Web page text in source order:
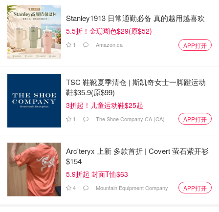
5.把对折的2个角向中间折。
Stanley1913 日常通勤必备 真的越用越喜欢
5.5折！金珊瑚色$29(原$52)
1 Amazon.ca APP打开
TSC 鞋靴夏季清仓 | 斯凯奇女士一脚蹬运动
鞋$35.9(原$99)
3折起！儿童运动鞋$25起
1 The Shoe Company CA (CA) APP打开
Arc'teryx 上新 多款首折 | Covert 萤石紫开衫
$154
5.9折起 封面T恤$63
4 Mountain Equipment Company APP打开